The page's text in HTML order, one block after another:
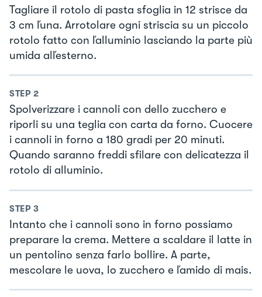
Tagliare il rotolo di pasta sfoglia in 12 strisce da
3 cm ľuna. Arrotolare ogni striscia su un piccolo
rotolo fatto con ľalluminio lasciando la parte più
umida alľesterno.
STEP 2
Spolverizzare i cannoli con dello zucchero e
riporli su una teglia con carta da forno. Cuocere
i cannoli in forno a 180 gradi per 20 minuti.
Quando saranno freddi sfilare con delicatezza il
rotolo di alluminio.
STEP 3
Intanto che i cannoli sono in forno possiamo
preparare la crema. Mettere a scaldare il latte in
un pentolino senza farlo bollire. A parte,
mescolare le uova, lo zucchero e ľamido di mais.